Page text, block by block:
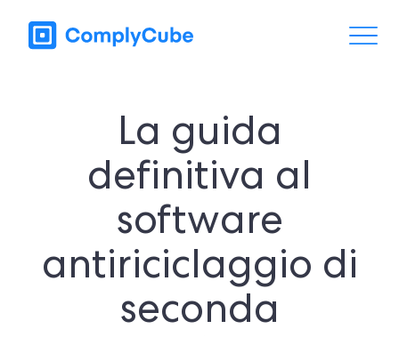
La guida
definitiva al
software
antiriciclaggio di
seconda